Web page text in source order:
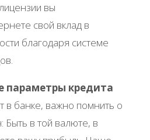
вы
свой вклад в
благодаря системе
параметры кредита
в банке, важно помнить о
Быть в той валюте, в